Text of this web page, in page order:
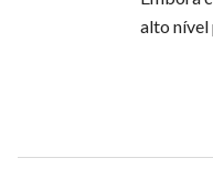
alto nível